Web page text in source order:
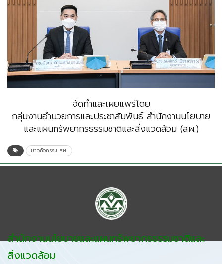
จัดทำและเผยแพร่โดย
กลุ่มงานอำนวยการและประชาสัมพันธ์ สำนักงานนโยบาย
และแผนทรัพยากรธรรมชาติและสิ่งแวดล้อม (สผ.)
ข่าวกิจกรรม สผ.
สำนักงานนโยบายและแผนทรัพยากรธรรมชาติและ
สิ่งแวดล้อม